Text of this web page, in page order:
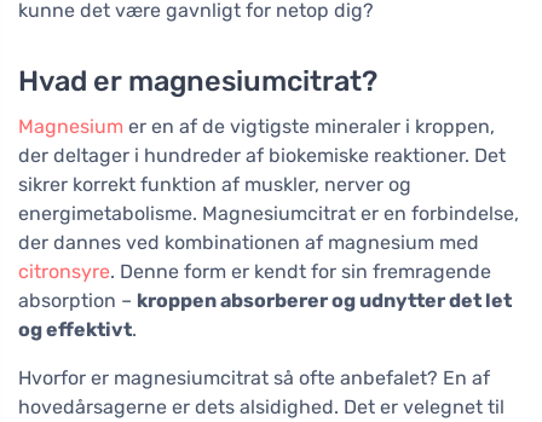
kunne det være gavnligt for netop dig?
Hvad er magnesiumcitrat?
Magnesium er en af de vigtigste mineraler i kroppen,
der deltager i hundreder af biokemiske reaktioner. Det
sikrer korrekt funktion af muskler, nerver og
energimetabolisme. Magnesiumcitrat er en forbindelse,
der dannes ved kombinationen af magnesium med
citronsyre. Denne form er kendt for sin fremragende
absorption – kroppen absorberer og udnytter det let
og effektivt.
Hvorfor er magnesiumcitrat så ofte anbefalet? En af
hovedårsagerne er dets alsidighed. Det er velegnet til